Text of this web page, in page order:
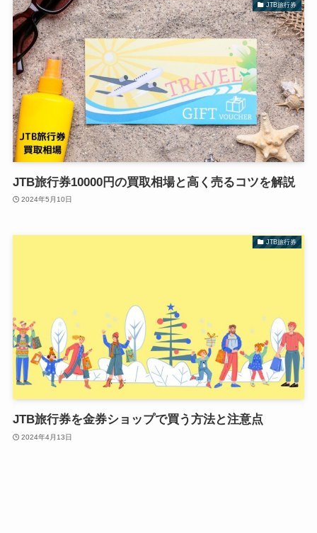
JTB旅行券
JTB旅行券10000円の買取相場と高く売るコツを解説
2024年5月10日
JTB旅行券
JTB旅行券を金券ショップで買う方法と注意点
2024年4月13日